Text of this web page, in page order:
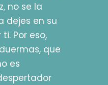
no se la
dejes en su
Por eso,
que
es